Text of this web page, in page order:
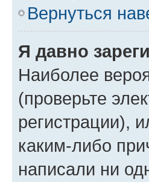
Вернуться
Я давно
Наиболее
(проверьте
регистрации),
каким-либо
написали ни